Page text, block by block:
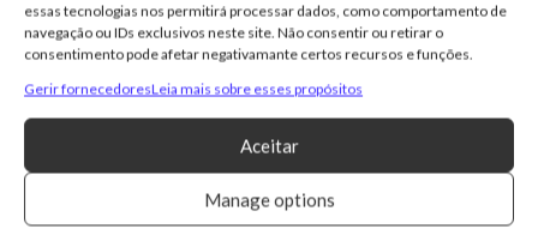
essas tecnologias nos permitirá processar dados, como comportamento de
navegação ou IDs exclusivos neste site. Não consentir ou retirar o
consentimento pode afetar negativamante certos recursos e funções.
Gerir fornecedoresLeia mais sobre esses propósitos
Aceitar
Manage options